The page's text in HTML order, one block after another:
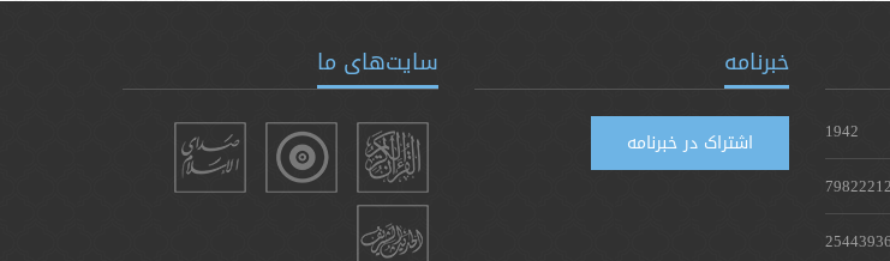
1942
79822212
25443936
خبرنامه
اشتراک در خبرنامه
سایت‌های ما